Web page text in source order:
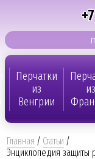
Перчатки
из
Венгрии
из
Главная / Статьи /
Энциклопедия защиты